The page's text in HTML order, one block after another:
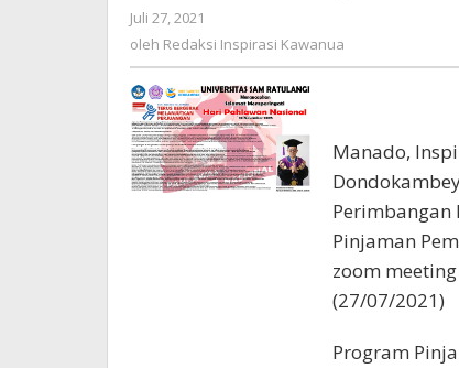
Juli 27, 2021
Redaksi
Inspirasi
Kawanua
oleh Redaksi Inspirasi Kawanua
Manado,
Perimbangan
Pinjaman
zoom
(27/07/2021)
Program